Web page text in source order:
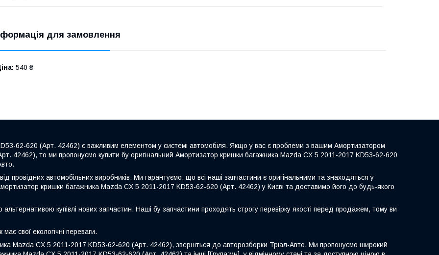
для замовлення
540 ₴
62-620 (Арт. 42462) є важливим елементом у системі автомобіля. Якщо у вас є проблеми з вашим Амортизатором
42462), то ми пропонуємо купити бу оригінальний Амортизатор кришки багажника Mazda CX 5 2011-2017 KD53-62-620
провідних автомобільних виробників. Ми гарантуємо, що всі наші запчастини є оригінальними та знаходяться у
кришки багажника Mazda CX 5 2011-2017 KD53-62-620 (Арт. 42462) у Києві та доставимо його до будь-якого
купівлі нових запчастин. Наші бу запчастини проходять строгу перевірку якості перед продажем, тому ви
свої екологічні переваги.
Mazda CX 5 2011-2017 KD53-62-620 (Арт. 42462), зверніться до авторозборки Тріал-Авто. Ми пропонуємо широкий